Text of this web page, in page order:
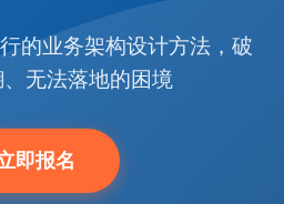
的业务架构设计方法，破
无法落地的困境
即报名